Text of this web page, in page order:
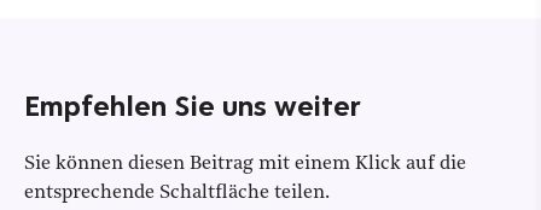
Empfehlen Sie uns weiter
Sie können diesen Beitrag mit einem Klick auf die
entsprechende Schaltfläche teilen.